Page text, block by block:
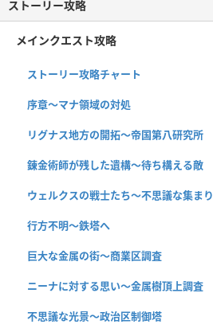
ストーリー攻略
メインクエスト攻略
ストーリー攻略チャート
序章〜マナ領域の対処
リグナス地方の開拓〜帝国第八研究所
錬金術師が残した遺構〜待ち構える敵
ウェルクスの戦士たち〜不思議な集まり
行方不明〜鉄塔へ
巨大な金属の街〜商業区調査
ニーナに対する思い〜金属樹頂上調査
不思議な光景〜政治区制御塔